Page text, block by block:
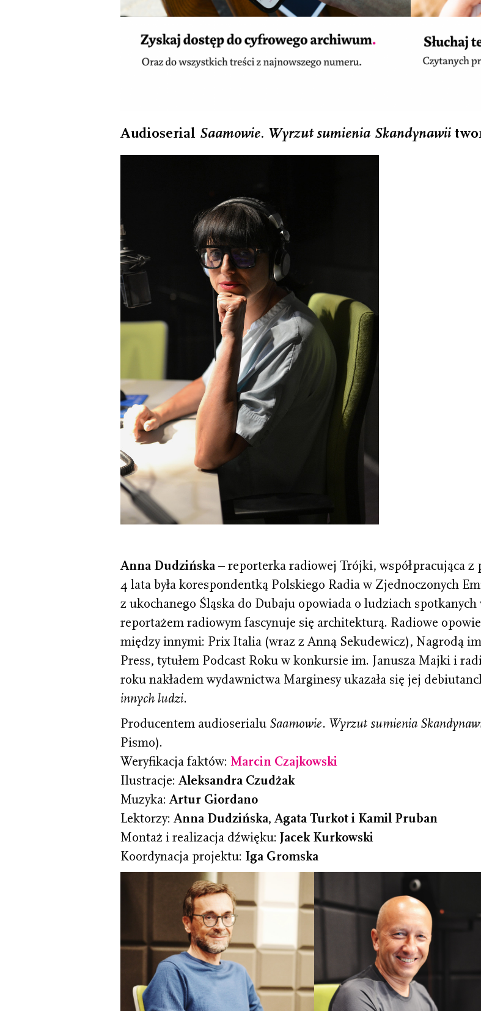
Audioserial Saamowie. Wyrzut sumienia Skandynawii
Anna Dudzińska – reporterka radiowej Trójki, współpracująca z
4 lata była korespondentką Polskiego Radia w Zjednoczonych
z ukochanego Śląska do Dubaju opowiada o ludziach
reportażem radiowym fascynuje się architekturą. Radiowe
między innymi: Prix Italia (wraz z Anną Sekudewicz), Nagrodą
Press, tytułem Podcast Roku w konkursie im. Janusza Majki i
roku nakładem wydawnictwa Marginesy ukazała się jej
innych ludzi.
Producentem audioserialu Saamowie. Wyrzut sumienia
Pismo).
Weryfikacja faktów: Marcin Czajkowski
Ilustracje: Aleksandra Czudżak
Muzyka: Artur Giordano
Lektorzy: Anna Dudzińska, Agata Turkot i Kamil Pruban
Montaż i realizacja dźwięku: Jacek Kurkowski
Koordynacja projektu: Iga Gromska